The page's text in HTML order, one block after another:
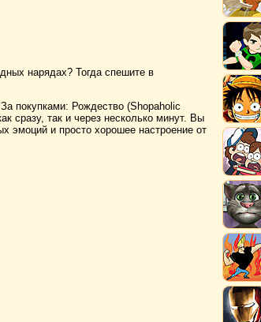
нарядах? Тогда спешите в
покупками: Рождество (Shopaholic
сразу, так и через несколько минут. Вы
эмоций и просто хорошее настроение от